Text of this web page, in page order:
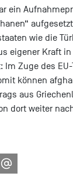
ein
wie die
eigener Kraft
Zuge des
können
aus
dort weiter